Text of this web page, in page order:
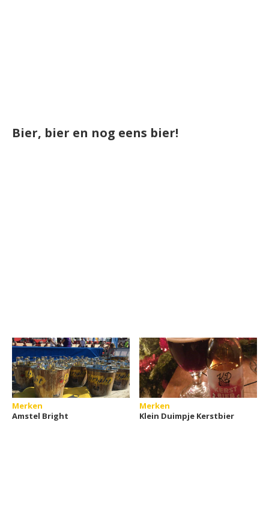
Bier, bier en nog eens bier!
Merken
Amstel Bright
Merken
Klein Duimpje Kerstbier